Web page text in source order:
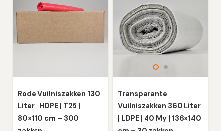
meerdere
variaties.
Deze
worden
op
de
meerdere
variaties.
Deze
worden
op
de
Rode Vuilniszakken 130
Liter | HDPE | T25 |
80×110 cm – 300
Transparante
Vuilniszakken 360 Liter
| LDPE | 40 My | 136×140